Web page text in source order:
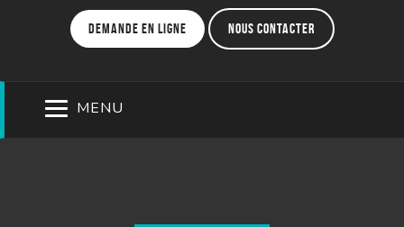
Demande en ligne Nous contacter
MENU